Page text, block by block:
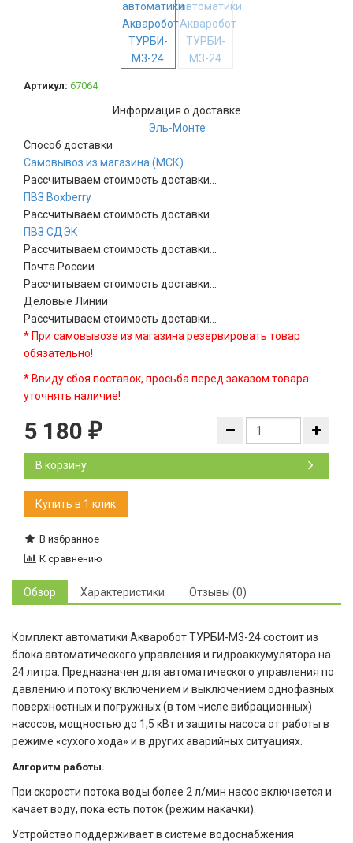
Артикул: 67064
Информация о доставке
Эль-Монте
Способ доставки
Самовывоз из магазина (МСК)
Рассчитываем стоимость доставки...
ПВЗ Boxberry
Рассчитываем стоимость доставки...
ПВЗ СДЭК
Рассчитываем стоимость доставки...
Почта России
Рассчитываем стоимость доставки...
Деловые Линии
Рассчитываем стоимость доставки...
* При самовывозе из магазина резервировать товар
обязательно!
* Ввиду сбоя поставок, просьба перед заказом товара
уточнять наличие!
5 180 ₽
В корзину
В избранное
К сравнению
Обзор Характеристики Отзывы (0)
Комплект автоматики Акваробот ТУРБИ-М3-24 состоит из
блока автоматического управления и гидроаккумулятора на
24 литра. Предназначен для автоматического управления по
давлению и потоку включением и выключением однофазных
поверхностных и погружных (в том числе вибрационных)
насосов, мощностью до 1,5 кВт и защиты насоса от работы в
режиме «сухого хода» и в других аварийных ситуациях.
Алгоритм работы.
При скорости потока воды более 2 л/мин насос включается и
качает воду, пока есть поток (режим накачки).
Устройство поддерживает в системе водоснабжения